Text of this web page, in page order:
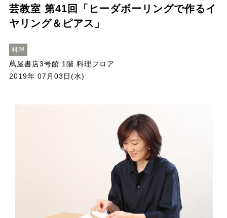
芸教室 第41回「ヒーダボーリングで作るイ
ヤリング＆ピアス」
料理
蔦屋書店3号館 1階 料理フロア
2019年 07月03日(水)